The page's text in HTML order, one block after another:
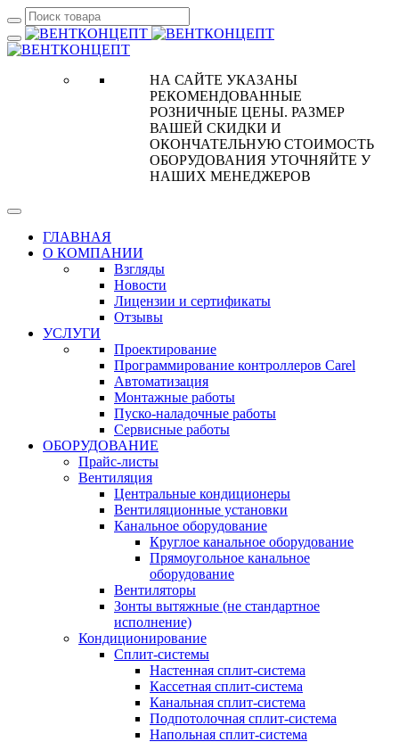
НА САЙТЕ УКАЗАНЫ
РЕКОМЕНДОВАННЫЕ
РОЗНИЧНЫЕ ЦЕНЫ. РАЗМЕР
ВАШЕЙ СКИДКИ И
ОКОНЧАТЕЛЬНУЮ СТОИМОСТЬ
ОБОРУДОВАНИЯ УТОЧНЯЙТЕ У
НАШИХ МЕНЕДЖЕРОВ
ГЛАВНАЯ
О КОМПАНИИ
Взгляды
Новости
Лицензии и сертификаты
Отзывы
УСЛУГИ
Проектирование
Программирование контроллеров Carel
Автоматизация
Монтажные работы
Пуско-наладочные работы
Сервисные работы
ОБОРУДОВАНИЕ
Прайс-листы
Вентиляция
Центральные кондиционеры
Вентиляционные установки
Канальное оборудование
Круглое канальное оборудование
Прямоугольное канальное
оборудование
Вентиляторы
Зонты вытяжные (не стандартное
исполнение)
Кондиционирование
Сплит-системы
Настенная сплит-система
Кассетная сплит-система
Канальная сплит-система
Подпотолочная сплит-система
Напольная сплит-система